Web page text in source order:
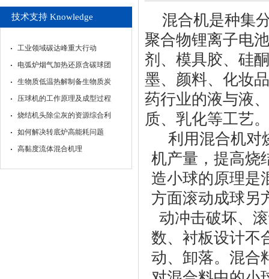
技术支持 Knowledge
工业领域碳达峰重大行动
电弧炉烟气加热还原含碳球团
生物质低温热解制备生物质炭
压球机的工作原理及成型过程
烧结机头除尘灰的资源综合利
如何解决转底炉高能耗问题
高黏度流体混合机理
混合机是种集
聚合物锂离子电
剂、模具胶、硅
墨、颜料、化妆
药行业的液与液
质、乳化等工艺。
利用混合机对
机产量，提高烧
造小球的原理是
方面滚动成球另
动冲击破坏、
数、衬板设计不
动、卸落。混合